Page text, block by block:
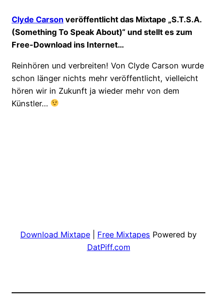
Clyde Carson veröffentlicht das Mixtape „S.T.S.A.
(Something To Speak About)“ und stellt es zum
Free-Download ins Internet…
Reinhören und verbreiten! Von Clyde Carson wurde
schon länger nichts mehr veröffentlicht, vielleicht
hören wir in Zukunft ja wieder mehr von dem
Künstler…
Download Mixtape Free Mixtapes Powered by
DatPiff.com